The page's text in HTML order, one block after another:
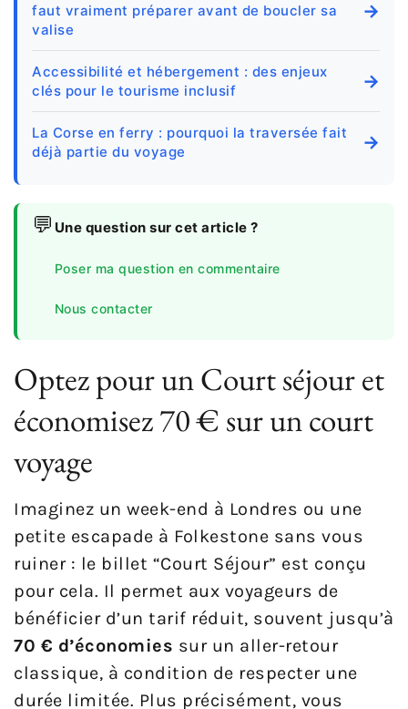
faut vraiment préparer avant de boucler sa
valise
→
Accessibilité et hébergement : des enjeux
clés pour le tourisme inclusif
→
La Corse en ferry : pourquoi la traversée fait
déjà partie du voyage
→
💬 Une question sur cet article ?
Poser ma question en commentaire
Nous contacter
Optez pour un Court séjour et
économisez 70 € sur un court
voyage
Imaginez un week-end à Londres ou une
petite escapade à Folkestone sans vous
ruiner : le billet “Court Séjour” est conçu
pour cela. Il permet aux voyageurs de
bénéficier d’un tarif réduit, souvent jusqu’à
70 € d’économies sur un aller-retour
classique, à condition de respecter une
durée limitée. Plus précisément, vous